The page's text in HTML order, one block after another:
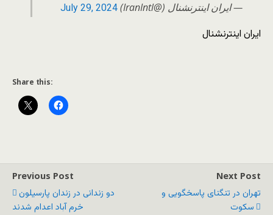
— ايران اينترنشنال (@IranIntl)
July 29, 2024
ایران اینترنشنال
Share this:
Previous Post
دو زندانی در زندان پارسیلون
خرم آباد اعدام شدند
Next Post
تهران در تنگنای پاسخگویی و
سکوت